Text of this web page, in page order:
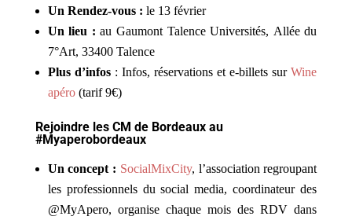
Un Rendez-vous : le 13 février
Un lieu : au Gaumont Talence Universités, Allée du
7°Art, 33400 Talence
Plus d’infos: Infos, réservations et e-billets surWine
apéro(tarif 9€)
Rejoindre les CM de Bordeaux au
#Myaperobordeaux
Un concept : SocialMixCity, l’association regroupant
les professionnels du social media, coordinateur des
@MyApero, organise chaque mois des RDV dans